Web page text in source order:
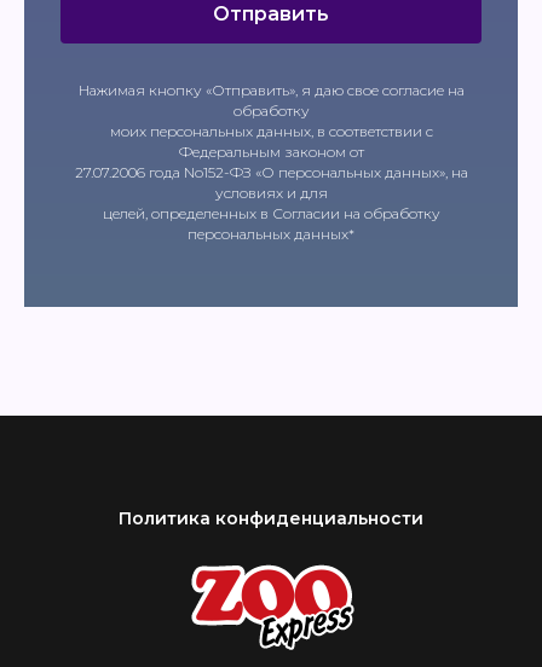
Отправить
Нажимая кнопку «Отправить», я даю свое согласие на
обработку
моих персональных данных, в соответствии с
Федеральным законом от
27.07.2006 года No152-ФЗ «О персональных данных», на
условиях и для
целей, определенных в Согласии на обработку
персональных данных*
Политика конфиденциальности